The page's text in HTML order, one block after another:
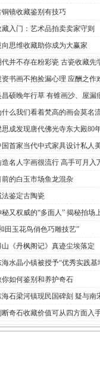
铜镜收藏鉴别有技巧
藏入门：艺术品拍卖卖家守则
向思维收藏助你成为大赢家
代并不存在粉彩瓷 古瓷收藏先
资书画不抱捡漏心理 应酬之作
昌硕晚年行草 有锥画沙、屋漏
什么我们看着梵高的画会莫名
思成发现唐代佛光寺东大殿80
国首家当代中式家具设计私人
造名人字画很流行 高手可月入
前的白玉市场鱼龙混杂
法鉴定古陶瓷
秘又权威的“多面人” 揭秘拍场
田玉花鸟俏色巧雕技艺”
山《丹枫阁记》真迹尘埃落定
海水晶小镇被授予“优秀实践基
你如何鉴别和养护奇石
海石梁河镇现民国碑刻 疑与南
断奇石收藏价值可从四方面入